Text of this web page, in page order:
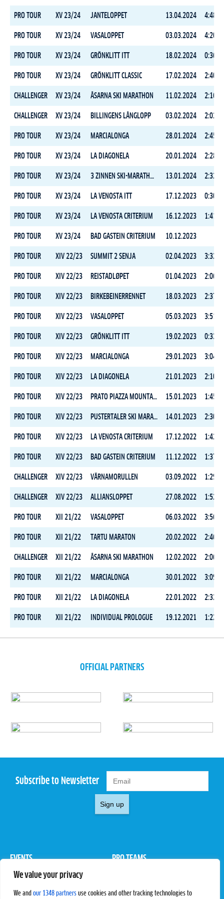
We value your privacy
We and our 1348 partners use cookies and other tracking technologies to
PRO TOUR XV 23/24 JANTELOPPET 13.04.2024
PRO TOUR XV 23/24 VASALOPPET 03.03.2024
PRO TOUR XV 23/24 GRÖNKLITT ITT 18.02.2024
PRO TOUR XV 23/24 GRÖNKLITT CLASSIC 17.02.2024
CHALLENGER XV 23/24 ÅSARNA SKI MARATHON 11.02.2024
CHALLENGER XV 23/24 BILLINGENS LÅNGLOPP 03.02.2024
PRO TOUR XV 23/24 MARCIALONGA 28.01.2024
PRO TOUR XV 23/24 LA DIAGONELA 20.01.2024
PRO TOUR XV 23/24 3 ZINNEN SKI-MARATHON 13.01.2024
PRO TOUR XV 23/24 LA VENOSTA ITT 17.12.2023
PRO TOUR XV 23/24 LA VENOSTA CRITERIUM 16.12.2023
PRO TOUR XV 23/24 BAD GASTEIN CRITERIUM 10.12.2023
PRO TOUR XIV 22/23 SUMMIT 2 SENJA 02.04.2023
PRO TOUR XIV 22/23 REISTADLØPET 01.04.2023
PRO TOUR XIV 22/23 BIRKEBEINERRENNET 18.03.2023
PRO TOUR XIV 22/23 VASALOPPET 05.03.2023
PRO TOUR XIV 22/23 GRÖNKLITT ITT 19.02.2023
PRO TOUR XIV 22/23 MARCIALONGA 29.01.2023
PRO TOUR XIV 22/23 LA DIAGONELA 21.01.2023
PRO TOUR XIV 22/23 PRATO PIAZZA MOUNTAIN CHALLENGE 15.01.2023
PRO TOUR XIV 22/23 PUSTERTALER SKI MARATHON 14.01.2023
PRO TOUR XIV 22/23 LA VENOSTA CRITERIUM 17.12.2022
PRO TOUR XIV 22/23 BAD GASTEIN CRITERIUM 11.12.2022
CHALLENGER XIV 22/23 VÄRNAMORULLEN 03.09.2022
CHALLENGER XIV 22/23 ALLIANSLOPPET 27.08.2022
PRO TOUR XII 21/22 VASALOPPET 06.03.2022
PRO TOUR XII 21/22 TARTU MARATON 20.02.2022
CHALLENGER XII 21/22 ÅSARNA SKI MARATHON 12.02.2022
PRO TOUR XII 21/22 MARCIALONGA 30.01.2022
PRO TOUR XII 21/22 LA DIAGONELA 22.01.2022
PRO TOUR XII 21/22 INDIVIDUAL PROLOGUE 19.12.2021
OFFICIAL PARTNERS
Subscribe to Newsletter
Sign up
EVENTS
Pro Tour
PRO TEAMS